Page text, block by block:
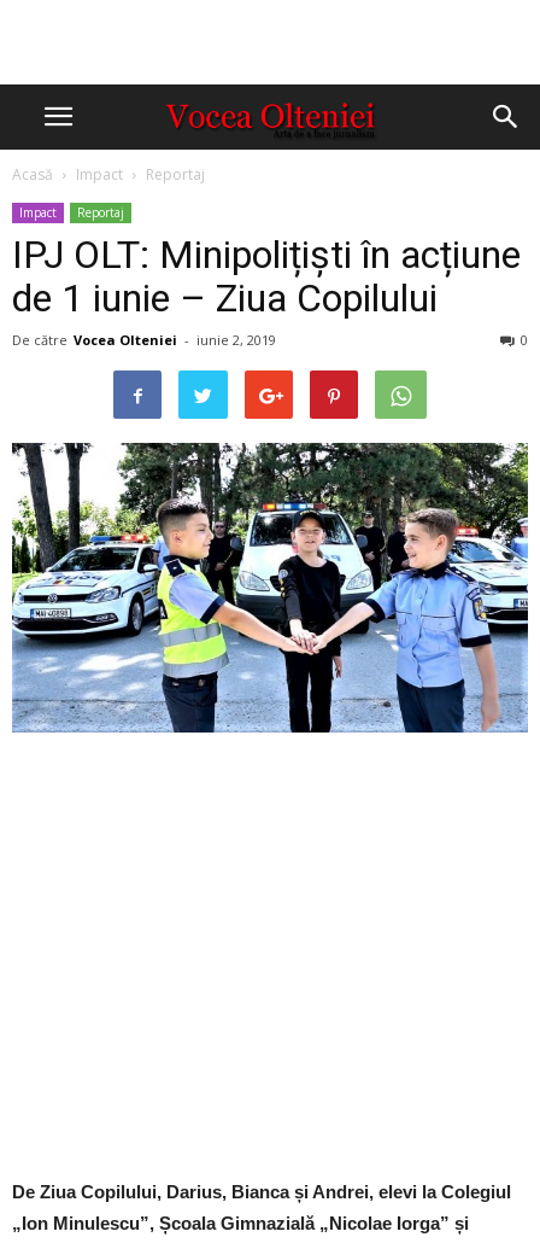
Acasă Impact Reportaj
Impact Reportaj
IPJ OLT: Minipolițiști în acțiune
de 1 iunie – Ziua Copilului
De către Vocea Olteniei - iunie 2, 2019 0
De Ziua Copilului, Darius, Bianca și Andrei, elevi la Colegiul
„Ion Minulescu”, Școala Gimnazială „Nicolae Iorga” și